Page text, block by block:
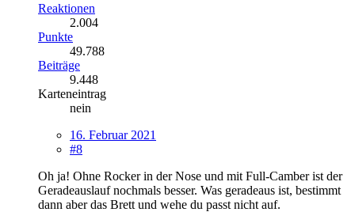
Reaktionen
2.004
Punkte
49.788
Beiträge
9.448
Karteneintrag
nein
16. Februar 2021
#8
Oh ja! Ohne Rocker in der Nose und mit Full-Camber ist der
Geradeauslauf nochmals besser. Was geradeaus ist, bestimmt
dann aber das Brett und wehe du passt nicht auf.